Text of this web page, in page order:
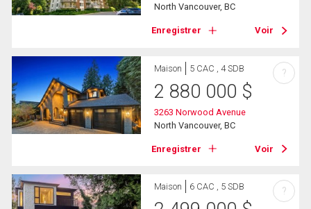
North Vancouver, BC
Enregistrer Voir
Maison 5 CAC , 4 SDB
2 880 000 $
3263 Norwood Avenue
North Vancouver, BC
Enregistrer Voir
?
Maison 6 CAC , 5 SDB ?